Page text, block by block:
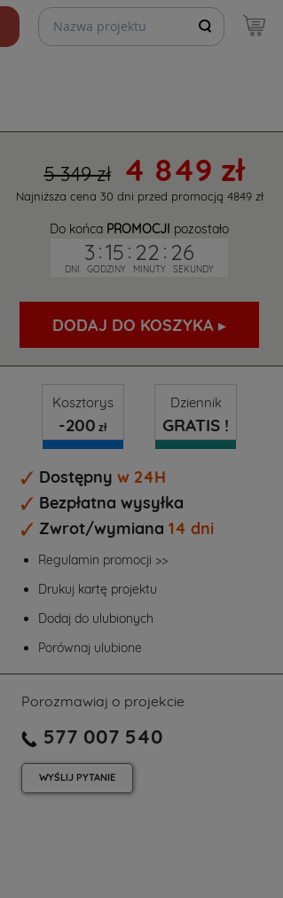
Szukaj projektów
5 349 zł 4 849 zł
Najniższa cena 30 dni przed promocją 4849 zł
Do końca PROMOCJI pozostało
3 :15 : 22 : 25
DNI GODZINY MINUTY SEKUNDY
DODAJ DO KOSZYKA ▸
Kosztorys
-200 zł
Dziennik
GRATIS !
Dostępny w 24H
Bezpłatna wysyłka
Zwrot/wymiana 14 dni
Regulamin promocji >>
Drukuj kartę projektu
Dodaj do ulubionych
Porównaj ulubione
Porozmawiaj o projekcie
577 007 540
WYŚLIJ PYTANIE